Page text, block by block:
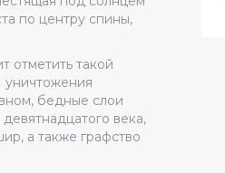
по центру спины,
отметить такой
уничтожения
бедные слои
века,
а также графство